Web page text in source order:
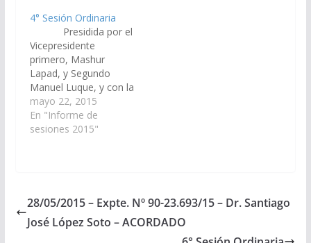
N° 159/15 Aprobado el
20/08/2015
4° Sesión Ordinaria
Presidida por el
Vicepresidente
primero, Mashur
Lapad, y Segundo
Manuel Luque, y con la
presencia de 19
senadores se llevó a
cabo la 4º Sesión
Mamani, solicitar
informe en un plazo de
cinco (5) días, al
mayo 22, 2015
En "Informe de
sesiones 2015"
28/05/2015 – Expte. Nº 90-23.693/15 – Dr. Santiago
José López Soto – ACORDADO